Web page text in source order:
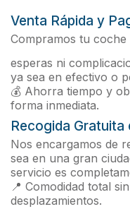
Venta Rápida y
Compramos tu coche
esperas ni
ya sea en efectivo o
💰 Ahorra tiempo y
forma inmediata.
Recogida Gratuita
Nos encargamos de
sea en una gran
servicio es
📍 Comodidad total
desplazamientos.